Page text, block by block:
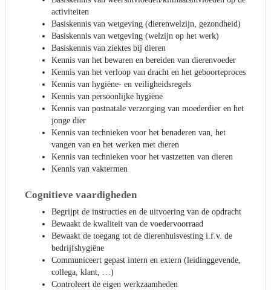
activiteiten
Basiskennis van wetgeving (dierenwelzijn, gezondheid)
Basiskennis van wetgeving (welzijn op het werk)
Basiskennis van ziektes bij dieren
Kennis van het bewaren en bereiden van dierenvoeder
Kennis van het verloop van dracht en het geboorteproces
Kennis van hygiëne- en veiligheidsregels
Kennis van persoonlijke hygiëne
Kennis van postnatale verzorging van moederdier en het
jonge dier
Kennis van technieken voor het benaderen van, het
vangen van en het werken met dieren
Kennis van technieken voor het vastzetten van dieren
Kennis van vaktermen
Cognitieve vaardigheden
Begrijpt de instructies en de uitvoering van de opdracht
Bewaakt de kwaliteit van de voedervoorraad
Bewaakt de toegang tot de dierenhuisvesting i.f.v. de
bedrijfshygiëne
Communiceert gepast intern en extern (leidinggevende,
collega, klant, …)
Controleert de eigen werkzaamheden